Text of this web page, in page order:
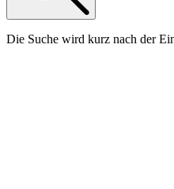
Die Suche wird kurz nach der